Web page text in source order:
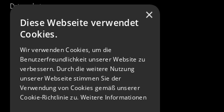
Datenschutz
AGB
Kontakt
info@realestate
architectureawards.com
×
Diese Webseite verwendet
Cookies.
Wir verwenden Cookies, um die
Benutzerfreundlichkeit unserer Website zu
verbessern. Durch die weitere Nutzung
unserer Webseite stimmen Sie der
Verwendung von Cookies gemäß unserer
Cookie-Richtlinie zu. Weitere Informationen